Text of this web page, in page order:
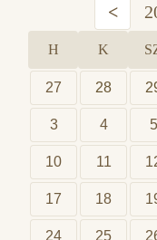
<
H K
27 28
3 4 5
10 11
17 18
24 25